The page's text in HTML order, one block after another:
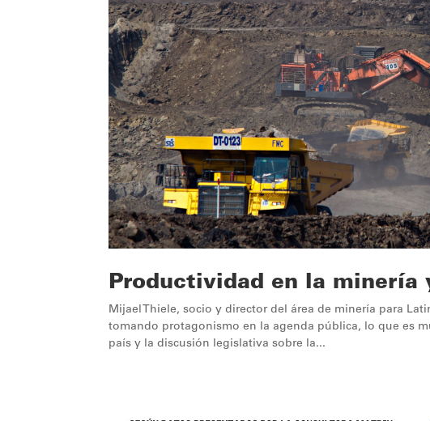
Productividad en la minería
Mijael Thiele, socio y director del área de minería para
tomando protagonismo en la agenda pública, lo que es
país y la discusión legislativa sobre la...